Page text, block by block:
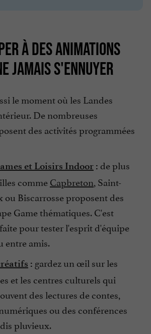
À DES ANIMATIONS
JAMAIS S'ENNUYER
le moment où les Landes
De nombreuses
des activités programmées
et Loisirs Indoor : de plus
commeCapbreton, Saint-
ou Biscarrosse proposent des
Game thématiques. C'est
pour tester l'esprit d'équipe
entre amis.
: gardez un œil sur les
et les centres culturels qui
des lectures de contes,
ou des conférences
pluvieux.